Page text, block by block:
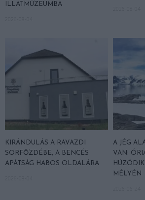
ILLATMÚZEUMBA
KIRÁNDULÁS A RAVAZDI
SÖRFŐZDÉBE, A BENCÉS
APÁTSÁG HABOS OLDALÁRA
A JÉG
VAN:
MÉLYÉN